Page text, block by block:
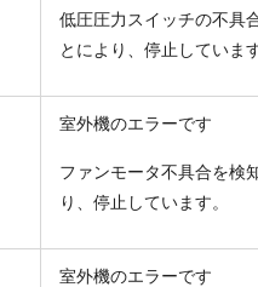
低圧圧力スイッチの不具
とにより、停止しています
室外機のエラーです
ファンモータ不具合を検
り、停止しています。
室外機のエラーです